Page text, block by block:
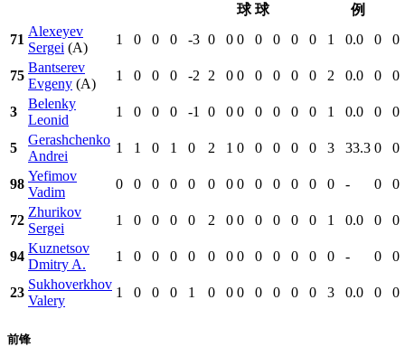
球 球
例
71
Alexeyev
Sergei (A)
1 0 0 0 -3 0 0 0 0 0 0 0 1 0.0 0 0
75
Bantserev
Evgeny (A)
1 0 0 0 -2 2 0 0 0 0 0 0 2 0.0 0 0
3
Belenky
Leonid
1 0 0 0 -1 0 0 0 0 0 0 0 1 0.0 0 0
5
Gerashchenko
Andrei
1 1 0 1 0 2 1 0 0 0 0 0 3 33.3 0 0
98
Yefimov
Vadim
0 0 0 0 0 0 0 0 0 0 0 0 0 - 0 0
72
Zhurikov
Sergei
1 0 0 0 0 2 0 0 0 0 0 0 1 0.0 0 0
94
Kuznetsov
Dmitry A.
1 0 0 0 0 0 0 0 0 0 0 0 0 - 0 0
23
Sukhoverkhov
Valery
1 0 0 0 1 0 0 0 0 0 0 0 3 0.0 0 0
前锋